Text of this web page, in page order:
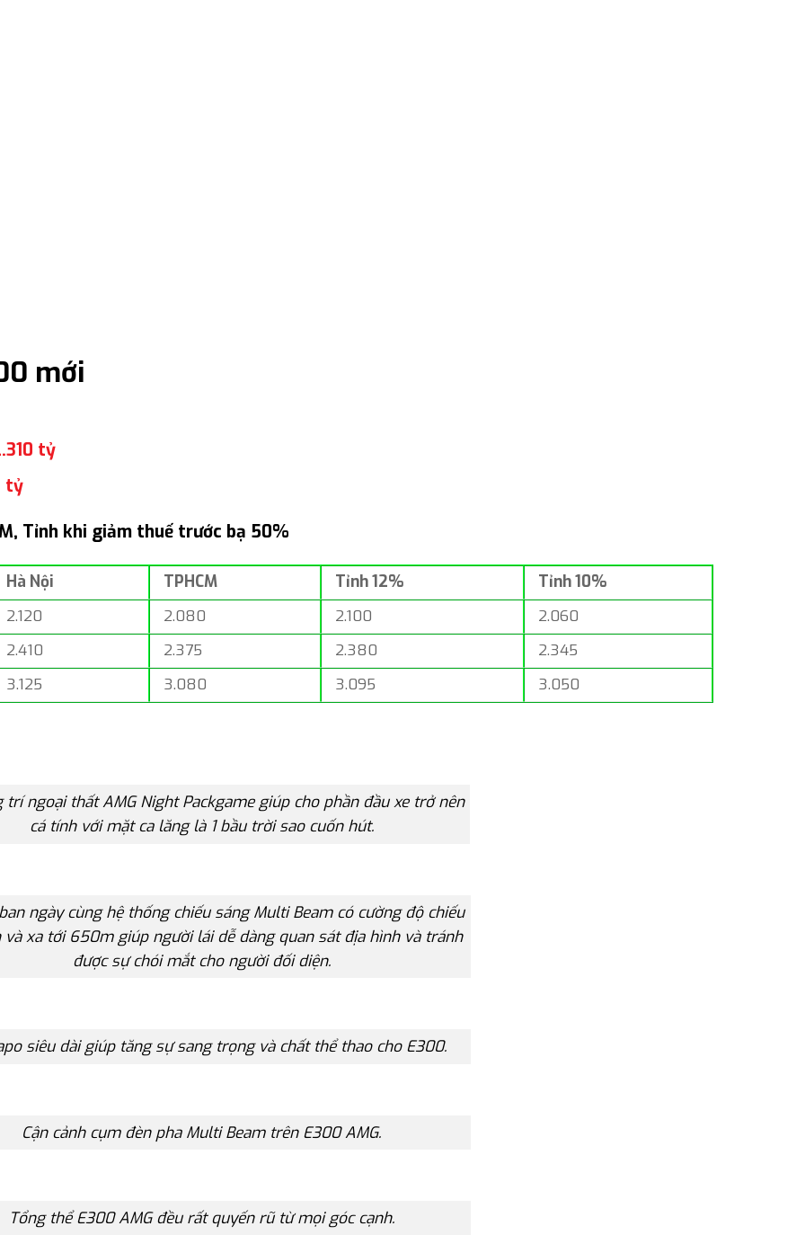
mới
tỷ
tỷ
Tỉnh khi giảm thuế trước bạ 50%
Hà Nội TPHCM Tỉnh 12%
Tỉnh 10%
2.120
2.080 2.100
2.060
2.410
2.375 2.380
2.345
3.125
3.080 3.095 3.050
trí ngoại thất AMG Night Packgame giúp cho phần đầu xe trở nên
cá tính với mặt ca lăng là 1 bầu trời sao cuốn hút.
ngày cùng hệ thống chiếu sáng Multi Beam có cường độ chiếu
và xa tới 650m giúp người lái dễ dàng quan sát địa hình và tránh
được sự chói mắt cho người đối diện.
siêu dài giúp tăng sự sang trọng và chất thể thao cho E300.
Cận cảnh cụm đèn pha Multi Beam trên E300 AMG.
Tổng thể E300 AMG đều rất quyến rũ từ mọi góc cạnh.